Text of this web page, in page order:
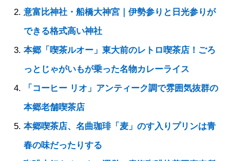
意富比神社・船橋大神宮｜伊勢参りと日光参りが
できる格式高い神社
本郷「喫茶ルオー」東大前のレトロ喫茶店！ごろ
っとじゃがいもが乗った名物カレーライス
「コーヒー リオ」アンティーク調で雰囲気抜群の
本郷老舗喫茶店
本郷喫茶店、名曲珈琲「麦」のす入りプリンは青
春の味だったりする